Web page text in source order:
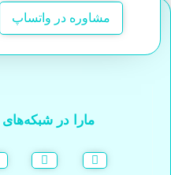
مشاوره در واتساپ
مارا در شبکه‌های